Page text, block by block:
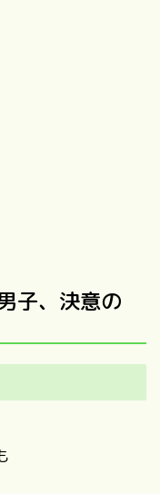
子、決意の